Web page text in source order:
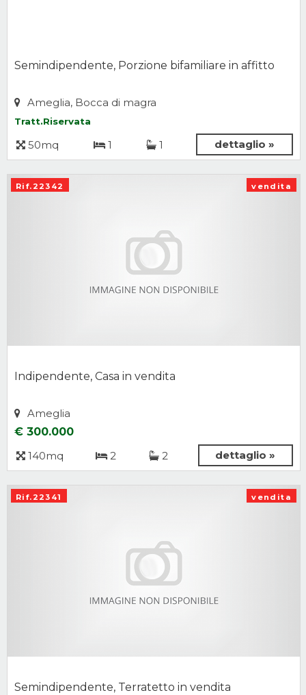
Semindipendente, Porzione bifamiliare in affitto
Ameglia, Bocca di magra
Tratt.Riservata
50mq 1 1 dettaglio »
Rif.22342 vendita
Indipendente, Casa in vendita
Ameglia
€ 300.000
140mq
2 2 dettaglio »
Rif.22341 vendita
Semindipendente, Terratetto in vendita